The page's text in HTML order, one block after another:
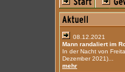
08.12.2021
Mann randaliert im
In der Nacht von
Dezember 2021)...
mehr